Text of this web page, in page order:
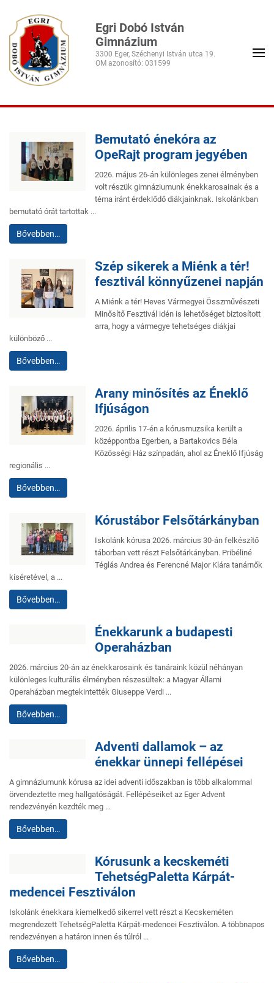
Egri Dobó István
Gimnázium
3300 Eger, Széchenyi István utca 19.
Bemutató énekóra az
OpeRajt program jegyében
2026. május 26-án különleges zenei élményben
volt részük gimnáziumunk énekkarosainak és a
téma iránt érdeklődő diákjainknak. Iskolánkban
bemutató órát tartottak ...
Bővebben…
Szép sikerek a Miénk a tér!
fesztivál könnyűzenei napján
A Miénk a tér! Heves Vármegyei Összművészeti
Minősítő Fesztivál idén is lehetőséget biztosított
arra, hogy a vármegye tehetséges diákjai
különböző ...
Bővebben…
Arany minősítés az Éneklő
Ifjúságon
2026. április 17-én a kórusmuzsika került a
középpontba Egerben, a Bartakovics Béla
Közösségi Ház színpadán, ahol az Éneklő Ifjúság
regionális ...
Bővebben…
Kórustábor Felsőtárkányban
Iskolánk kórusa 2026. március 30-án felkészítő
táborban vett részt Felsőtárkányban. Pribéliné
Téglás Andrea és Ferencné Major Klára tanárnők
kíséretével, a ...
Bővebben…
Énekkarunk a budapesti
Operaházban
2026. március 20-án az énekkarosaink és tanáraink közül néhányan
különleges kulturális élményben részesültek: a Magyar Állami
Operaházban megtekintették Giuseppe Verdi ...
Bővebben…
Adventi dallamok – az
énekkar ünnepi fellépései
A gimnáziumunk kórusa az idei adventi időszakban is több alkalommal
örvendeztette meg hallgatóságát. Fellépéseiket az Eger Advent
rendezvényén kezdték meg ...
Bővebben…
Kórusunk a kecskeméti
TehetségPaletta Kárpát-
medencei Fesztiválon
Iskolánk énekkara kiemelkedő sikerrel vett részt a Kecskeméten
megrendezett TehetségPaletta Kárpát-medencei Fesztiválon. A többnapos
rendezvényen a határon innen és túlról ...
Bővebben…